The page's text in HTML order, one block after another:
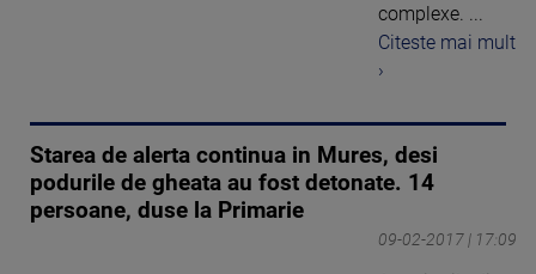
complexe. ...
Citeste mai mult
›
Starea de alerta continua in Mures, desi
podurile de gheata au fost detonate. 14
persoane, duse la Primarie
09-02-2017 | 17:09